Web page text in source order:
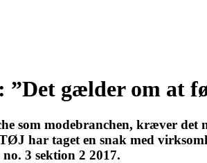
”Det gælder om at
som modebranchen, kræver
har taget en snak med
3 sektion 2 2017.